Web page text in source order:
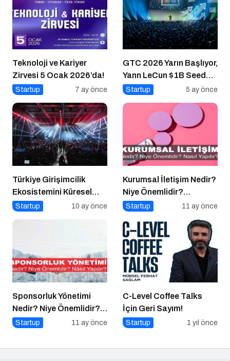
Teknoloji ve Kariyer
Zirvesi 5 Ocak 2026’da!
Startup 7 ay önce
GTC 2026 Yarın Başlıyor,
Yann LeCun $1B Seed
Aldı: AI Fonlama
Startup 5 ay önce
Türkiye Girişimcilik
Ekosistemini Küresel
Sahneye Taşıyan
Startup 10 ay önce
Kurumsal İletişim Nedir?
Niye Önemlidir?
Kurumsal İletişim Nasıl
Startup 11 ay önce
Sponsorluk Yönetimi
Nedir? Niye Önemlidir?
Nasıl Yapılır?
Startup 11 ay önce
C-Level Coffee Talks
İçin Geri Sayım!
Startup 1 yıl önce